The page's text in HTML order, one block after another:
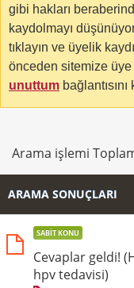
gibi hakları
kaydolmayı
tıklayın ve üyelik
önceden sitemize
unuttum
Arama işlemi
ARAMA SONUÇLARI
SABIT KONU
Cevaplar geldi!
hpv tedavisi)